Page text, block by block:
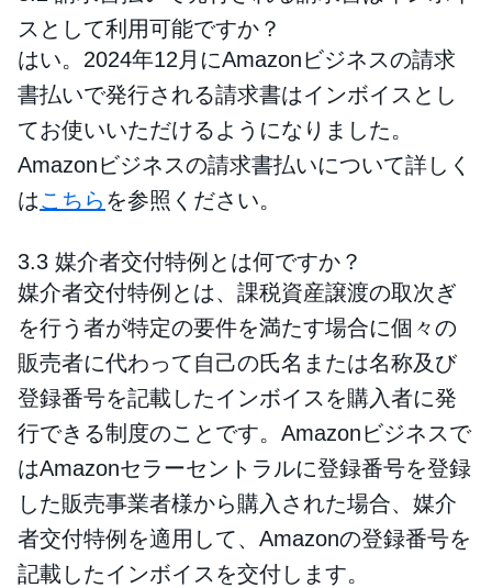
スとして利用可能ですか？
はい。2024年12月にAmazonビジネスの請求
書払いで発行される請求書はインボイスとし
てお使いいただけるようになりました。
Amazonビジネスの請求書払いについて詳しく
はこちら を参照ください。
3.3 媒介者交付特例とは何ですか？
媒介者交付特例とは、課税資産譲渡の取次ぎ
を行う者が特定の要件を満たす場合に個々の
販売者に代わって自己の氏名または名称及び
登録番号を記載したインボイスを購入者に発
行できる制度のことです。Amazonビジネスで
はAmazonセラーセントラルに登録番号を登録
した販売事業者様から購入された場合、媒介
者交付特例を適用して、Amazonの登録番号を
記載したインボイスを交付します。